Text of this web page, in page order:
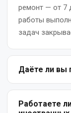
ремонт — от 7
работы
задач
Даёте ли вы
Да. На все
гарантию: от
Работаете